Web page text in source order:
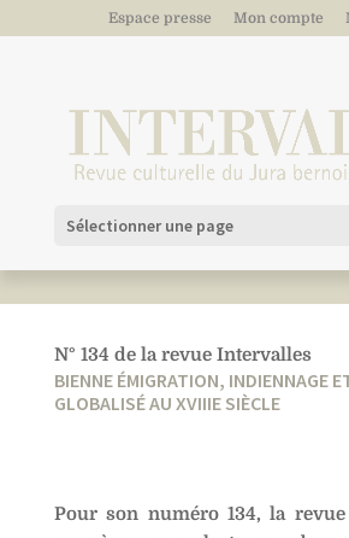
Espace presse Mon compte
Sélectionner une page
N° 134 de la revue Intervalles
BIENNE ÉMIGRATION, INDIENNAGE
GLOBALISÉ AU XVIIIE SIÈCLE
Pour son numéro 134, la revue